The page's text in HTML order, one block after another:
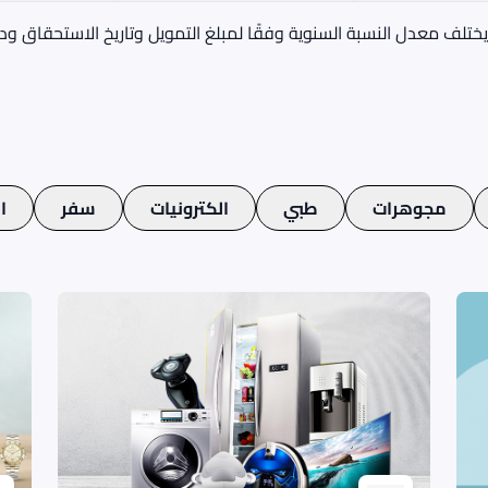
معدل النسبة السنوية وفقًا لمبلغ التمويل وتاريخ الاستحقاق
مجوهرات طبي الكترونيات سفر